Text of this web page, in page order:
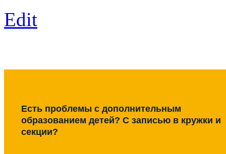
Edit
Есть проблемы с дополнительным
образованием детей? С записью в кружки и
секции?